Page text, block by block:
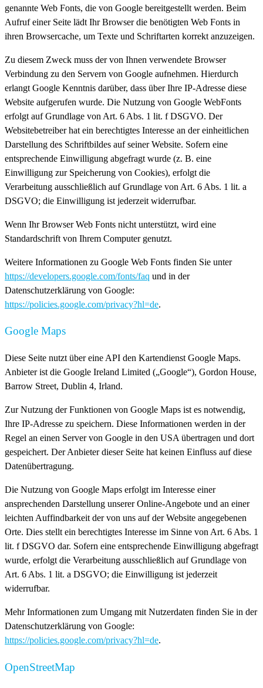
genannte Web Fonts, die von Google bereitgestellt werden. Beim
Aufruf einer Seite lädt Ihr Browser die benötigten Web Fonts in
ihren Browsercache, um Texte und Schriftarten korrekt anzuzeigen.
Zu diesem Zweck muss der von Ihnen verwendete Browser
Verbindung zu den Servern von Google aufnehmen. Hierdurch
erlangt Google Kenntnis darüber, dass über Ihre IP-Adresse diese
Website aufgerufen wurde. Die Nutzung von Google WebFonts
erfolgt auf Grundlage von Art. 6 Abs. 1 lit. f DSGVO. Der
Websitebetreiber hat ein berechtigtes Interesse an der einheitlichen
Darstellung des Schriftbildes auf seiner Website. Sofern eine
entsprechende Einwilligung abgefragt wurde (z. B. eine
Einwilligung zur Speicherung von Cookies), erfolgt die
Verarbeitung ausschließlich auf Grundlage von Art. 6 Abs. 1 lit. a
DSGVO; die Einwilligung ist jederzeit widerrufbar.
Wenn Ihr Browser Web Fonts nicht unterstützt, wird eine
Standardschrift von Ihrem Computer genutzt.
Weitere Informationen zu Google Web Fonts finden Sie unter
https://developers.google.com/fonts/faq und in der
Datenschutzerklärung von Google:
https://policies.google.com/privacy?hl=de.
Google Maps
Diese Seite nutzt über eine API den Kartendienst Google Maps.
Anbieter ist die Google Ireland Limited („Google“), Gordon House,
Barrow Street, Dublin 4, Irland.
Zur Nutzung der Funktionen von Google Maps ist es notwendig,
Ihre IP-Adresse zu speichern. Diese Informationen werden in der
Regel an einen Server von Google in den USA übertragen und dort
gespeichert. Der Anbieter dieser Seite hat keinen Einfluss auf diese
Datenübertragung.
Die Nutzung von Google Maps erfolgt im Interesse einer
ansprechenden Darstellung unserer Online-Angebote und an einer
leichten Auffindbarkeit der von uns auf der Website angegebenen
Orte. Dies stellt ein berechtigtes Interesse im Sinne von Art. 6 Abs. 1
lit. f DSGVO dar. Sofern eine entsprechende Einwilligung abgefragt
wurde, erfolgt die Verarbeitung ausschließlich auf Grundlage von
Art. 6 Abs. 1 lit. a DSGVO; die Einwilligung ist jederzeit
widerrufbar.
Mehr Informationen zum Umgang mit Nutzerdaten finden Sie in der
Datenschutzerklärung von Google:
https://policies.google.com/privacy?hl=de.
OpenStreetMap